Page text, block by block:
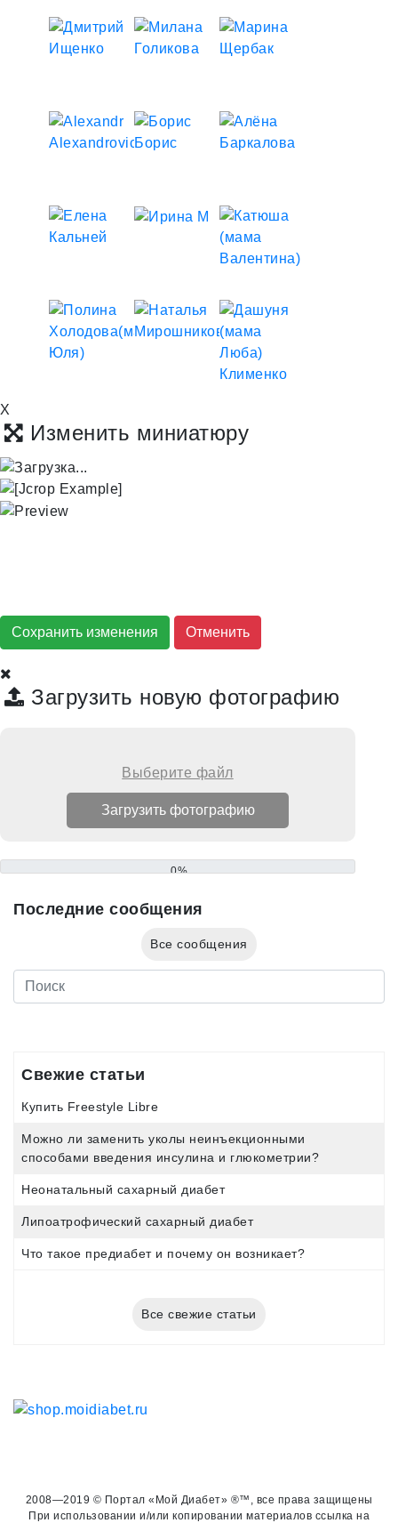
X
Изменить миниатюру
Сохранить изменения
Загрузить новую фотографию
Выберите файл
0%
Последние сообщения
Все сообщения
Свежие статьи
Купить Freestyle Libre
Можно ли заменить уколы неинъекционными
способами введения инсулина и глюкометрии?
Неонатальный сахарный диабет
Липоатрофический сахарный диабет
Что такое предиабет и почему он возникает?
Все свежие статьи
2008—2019 © Портал «Мой Диабет» ®™, все права защищены
При использовании и/или копировании материалов ссылка на